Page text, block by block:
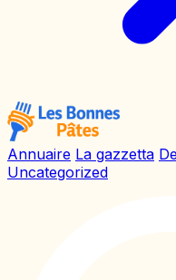
Annuaire La gazzetta
Uncategorized